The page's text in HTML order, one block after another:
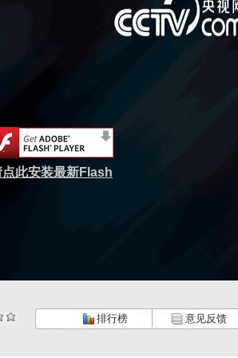
点此安装最新Flash
排行榜 意见反馈